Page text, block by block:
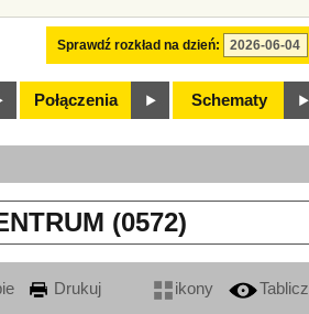
Sprawdź rozkład na dzień:
Połączenia Schematy
(0572)
Drukuj ikony